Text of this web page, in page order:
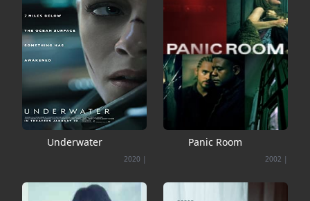
Panic Room
|
2002
Underwater
|
2020